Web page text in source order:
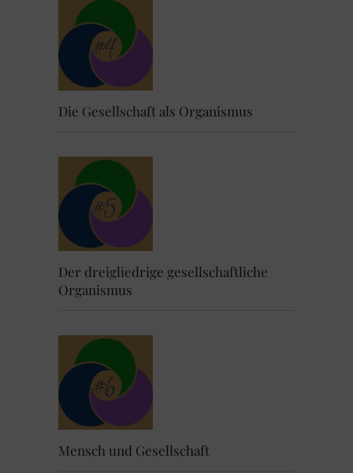
Die Gesellschaft als Organismus
Der dreigliedrige gesellschaftliche
Organismus
Mensch und Gesellschaft